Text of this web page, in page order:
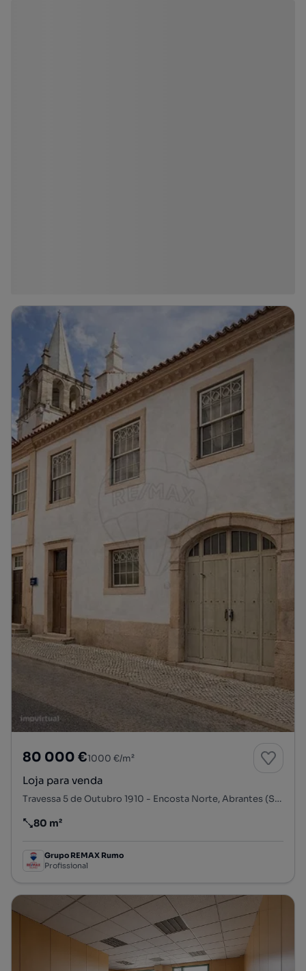
80 000 €1000 €/m²
Loja para venda
Travessa 5 de Outubro 1910 - Encosta Norte, Abrantes (São Vicente e São João) e Alferrarede, Abrantes, Santarém
Preço por metro quadrado
80 m²
Grupo REMAX Rumo
Profissional